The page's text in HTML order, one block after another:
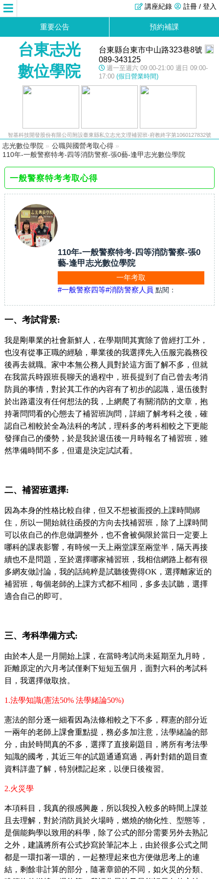
註冊 / 登入
講座紀錄
重要公告 預約補課
台東志光
數位學院
台東縣台東市中山路323巷8號
089-343125
週一至週六 09:00-21:00 週日 09:00-
17:00 (假日營業時間)
智基科技開發股份有限公司附設臺東縣私立志光文理補習班-府教終字第1060127832號
志光數位學院 » 公職與國營考取心得 »
110年-一般警察特考-四等消防警察-張0藝-逢甲志光數位學院
一般警察特考考取心得
110年-一般警察特考-四等消防警察-張0
藝-逢甲志光數位學院
一年考取
#一般警察四等#消防警察人員 點閱：
一、考試背景:
我是剛畢業的社會新鮮人，在學期間其實除了曾經打工外，
也沒有從事正職的經驗，畢業後的我選擇先入伍服完義務役
後再去就職。家中本無公務人員對於這方面了解不多，但就
在我當兵時跟班長聊天的過程中，班長提到了自己曾去考消
防員的事情，對於其工作的內容有了初步的認識，退伍後對
於出路還沒有任何想法的我，上網爬了有關消防的文章，抱
持著問問看的心態去了補習班詢問，詳細了解考科之後，確
認自己相較於全為法科的考試，理科多的考科相較之下更能
發揮自己的優勢，於是我於退伍後一月時報名了補習班，雖
然準備時間不多，但還是決定試試看。
二、補習班選擇:
因為本身的性格比較自律，但又不想被面授的上課時間綁
住，所以一開始就往函授的方向去找補習班，除了上課時間
可以依自己的作息做調整外，也不會被侷限於當日一定要上
哪科的課表影響，有時候一天上兩堂課至兩堂半，隔天再接
續也不是問題，至於選擇哪家補習班，我相信網路上都有很
多網友做討論，我的話純粹是試聽後覺得OK ，選擇離家近的
補習班，每個老師的上課方式都不相同，多多去試聽，選擇
適合自己的即可。
三、考科準備方式:
由於本人是一月開始上課，在當時考試尚未延期至九月時，
距離原定的六月考試僅剩下短短五個月，面對六科的考試科
目，我選擇做取捨。
1.法學知識(憲法50% 法學緒論50%)
憲法的部分逐一細看因為法條相較之下不多，釋憲的部分近
一兩年的老師上課會重點提，務必多加注意，法學緒論的部
分，由於時間真的不多，選擇了直接刷題目，將所有考法學
知識的國考，其近三年的試題通通寫過，再針對錯的題目查
資料詳盡了解，特別標記起來，以便日後複習。
2.火災學
本項科目，我真的很感興趣，所以我投入較多的時間上課並
且去理解，對於消防員於火場時，燃燒的物化性、型態等，
是個能夠學以致用的科學，除了公式的部分需要另外去熟記
之外，建議將所有公式抄寫於筆記本上，由於很多公式之間
都是一環扣著一環的，一起整理起來也方便做思考上的連
結，剩餘非計算的部分，隨著章節的不同，如火災的分類、